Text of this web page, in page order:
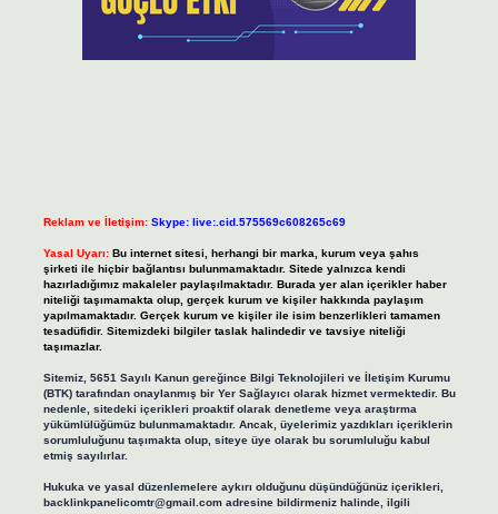
Reklam ve İletişim: Skype: live:.cid.575569c608265c69
Yasal Uyarı: Bu internet sitesi, herhangi bir marka, kurum veya şahıs
şirketi ile hiçbir bağlantısı bulunmamaktadır. Sitede yalnızca kendi
hazırladığımız makaleler paylaşılmaktadır. Burada yer alan içerikler haber
niteliği taşımamakta olup, gerçek kurum ve kişiler hakkında paylaşım
yapılmamaktadır. Gerçek kurum ve kişiler ile isim benzerlikleri tamamen
tesadüfidir. Sitemizdeki bilgiler taslak halindedir ve tavsiye niteliği
taşımazlar.
Sitemiz, 5651 Sayılı Kanun gereğince Bilgi Teknolojileri ve İletişim Kurumu
(BTK) tarafından onaylanmış bir Yer Sağlayıcı olarak hizmet vermektedir. Bu
nedenle, sitedeki içerikleri proaktif olarak denetleme veya araştırma
yükümlülüğümüz bulunmamaktadır. Ancak, üyelerimiz yazdıkları içeriklerin
sorumluluğunu taşımakta olup, siteye üye olarak bu sorumluluğu kabul
etmiş sayılırlar.
Hukuka ve yasal düzenlemelere aykırı olduğunu düşündüğünüz içerikleri,
backlinkpanelicomtr@gmail.comadresine bildirmeniz halinde, ilgili